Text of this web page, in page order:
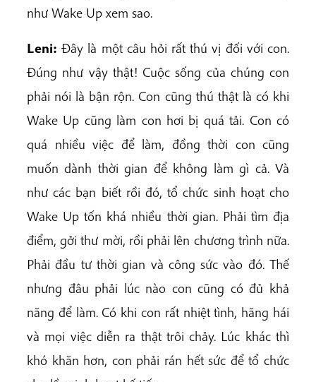
như Wake Up xem sao.
Leni: Đây là một câu hỏi rất thú vị đối với con.
Đúng như vậy thật! Cuộc sống của chúng con
phải nói là bận rộn. Con cũng thú thật là có khi
Wake Up cũng làm con hơi bị quá tải. Con có
quá nhiều việc để làm, đồng thời con cũng
muốn dành thời gian để không làm gì cả. Và
như các bạn biết rồi đó, tổ chức sinh hoạt cho
Wake Up tốn khá nhiều thời gian. Phải tìm địa
điểm, gởi thư mời, rồi phải lên chương trình nữa.
Phải đầu tư thời gian và công sức vào đó. Thế
nhưng đâu phải lúc nào con cũng có đủ khả
năng để làm. Có khi con rất nhiệt tình, hăng hái
và mọi việc diễn ra thật trôi chảy. Lúc khác thì
khó khăn hơn, con phải rán hết sức để tổ chức